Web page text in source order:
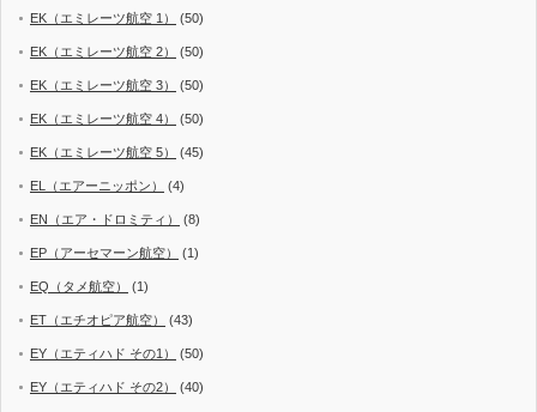
EK（エミレーツ航空 1） (50)
EK（エミレーツ航空 2） (50)
EK（エミレーツ航空 3） (50)
EK（エミレーツ航空 4） (50)
EK（エミレーツ航空 5） (45)
EL（エアーニッポン） (4)
EN（エア・ドロミティ） (8)
EP（アーセマーン航空） (1)
EQ（タメ航空） (1)
ET（エチオピア航空） (43)
EY（エティハド その1） (50)
EY（エティハド その2） (40)